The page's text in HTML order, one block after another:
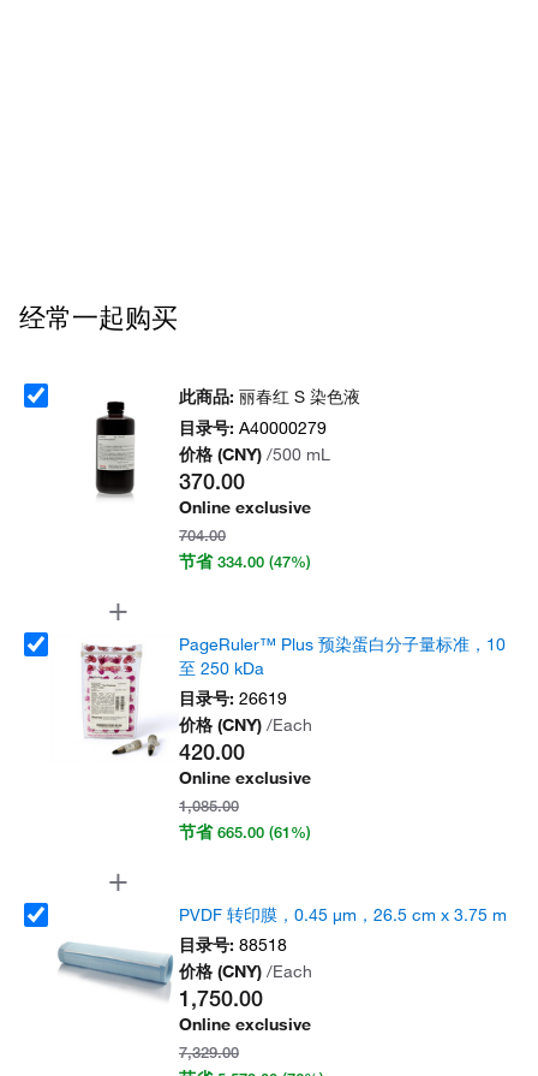
经常一起购买
此商品: 丽春红 S 染色液
目录号: A40000279
价格 (CNY) /500 mL
370.00
Online exclusive
704.00
节省334.00 (47%)
PageRuler™ Plus 预染蛋白分子量标准，10
至 250 kDa
目录号: 26619
价格 (CNY) /Each
420.00
Online exclusive
1,085.00
节省665.00 (61%)
PVDF 转印膜，0.45 μm，26.5 cm x 3.75 m
目录号: 88518
价格 (CNY) /Each
1,750.00
Online exclusive
7,329.00